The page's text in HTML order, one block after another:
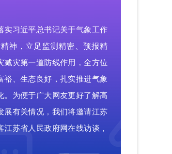
实习近平总书记关于气象工作
神，立足监测精密、预报精
减灾第一道防线作用，全方位
裕、生态良好，扎实推进气象
。为便于广大网友更好了解高
展有关情况，我们将邀请江苏
苏省人民政府网在线访谈，